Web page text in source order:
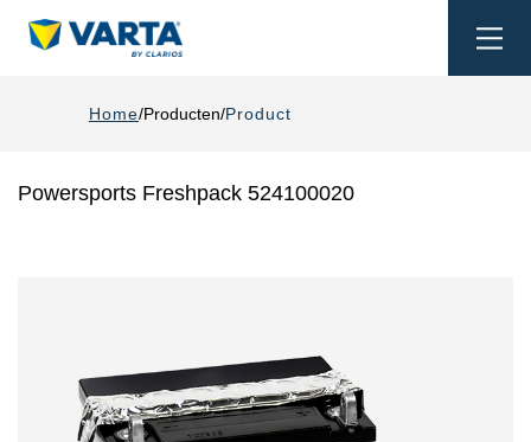
Home Producten Product
Powersports Freshpack 524100020